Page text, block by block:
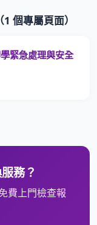
個專屬頁面）
緊急處理與安全
務？
費上門檢查報